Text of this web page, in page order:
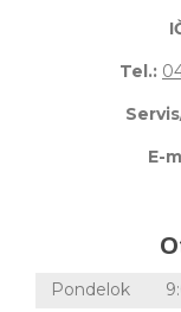
Tel.:
E-
Pondelok